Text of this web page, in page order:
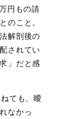
円もの請
のこと。
解剖後の
されてい
」だと感
ても、曖
なかっ